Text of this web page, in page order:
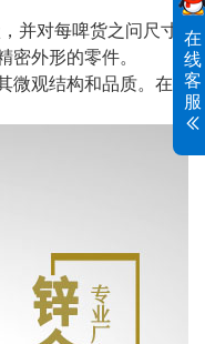
并对每啤货之问尺寸偏
外形的零件。
观结构和品质。在大量
在
线
客
服